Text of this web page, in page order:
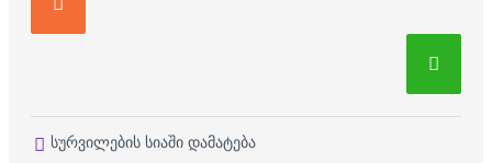
სურვილების სიაში დამატება